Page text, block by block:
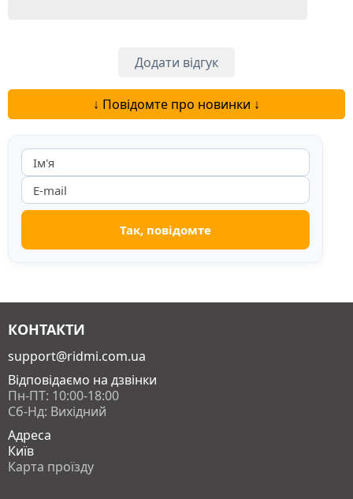
відчуття безтурботності, яке ми всі розгубили,
ставши дорослими. Я читала повільно, бо не...
Читати далі...
Додати відгук
↓ Повідомте про новинки ↓
КОНТАКТИ
support@ridmi.com.ua
Відповідаємо на дзвінки
Пн-ПТ: 10:00-18:00
Сб-Нд: Вихідний
Адреса
Київ
Карта проїзду